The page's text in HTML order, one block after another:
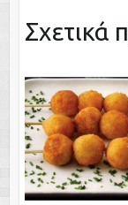
Σχετικά